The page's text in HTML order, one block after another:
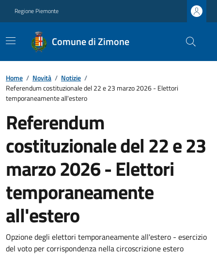
Regione Piemonte
Comune di Zimone
Home / Novità / Notizie /
Referendum costituzionale del 22 e 23 marzo 2026 - Elettori
temporaneamente all'estero
Referendum
costituzionale del 22 e 23
marzo 2026 - Elettori
temporaneamente
all'estero
Opzione degli elettori temporaneamente all'estero - esercizio
del voto per corrispondenza nella circoscrizione estero